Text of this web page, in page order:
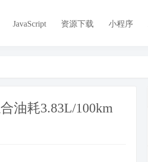
JavaScript 资源下载 小程序
油耗3.83L/100km